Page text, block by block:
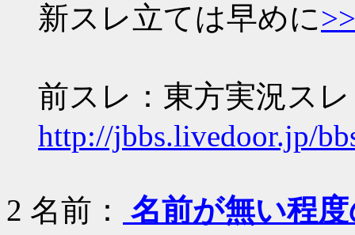
新スレ立ては早めに
前スレ：東方実況ス
http://jbbs.livedoor.jp/
2 名前：
名前が無い程